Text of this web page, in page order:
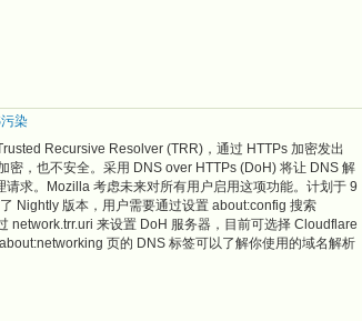
染
Recursive Resolver (TRR)，通过 HTTPs 加密发出
密，也不安全。采用 DNS over HTTPs (DoH) 将让 DNS 解
求。Mozilla 考虑未来对所有用户启用这项功能。计划于 9
Nightly 版本，用户需要通过设置 about:config 搜索
network.trr.uri 来设置 DoH 服务器，目前可选择 Cloudflare
页的 DNS 标签可以了解你使用的域名解析